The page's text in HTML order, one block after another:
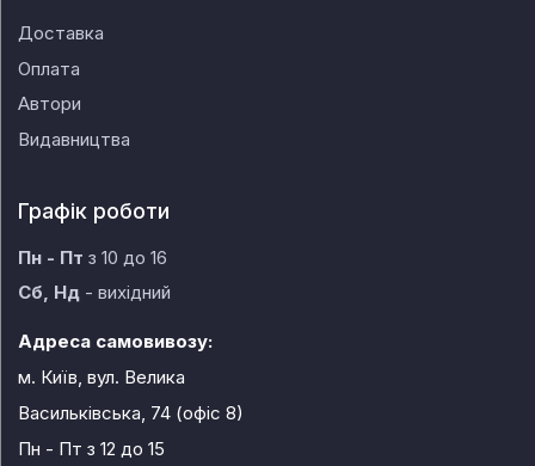
Доставка
Оплата
Автори
Видавництва
Графік роботи
Пн - Пт з 10 до 16
Сб, Нд - вихідний
Адреса самовивозу:
м. Київ, вул. Велика
Васильківська, 74 (офіс 8)
Пн - Пт з 12 до 15